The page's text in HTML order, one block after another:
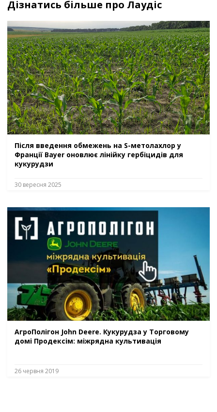
Дізнатись більше про Лаудіс
Після введення обмежень на S-метолахлор у
Франції Bayer оновлює лінійку гербіцидів для
кукурудзи
30 вересня 2025
АгроПолігон John Deere. Кукурудза у Торговому
домі Продексім: міжрядна культивація
26 червня 2019